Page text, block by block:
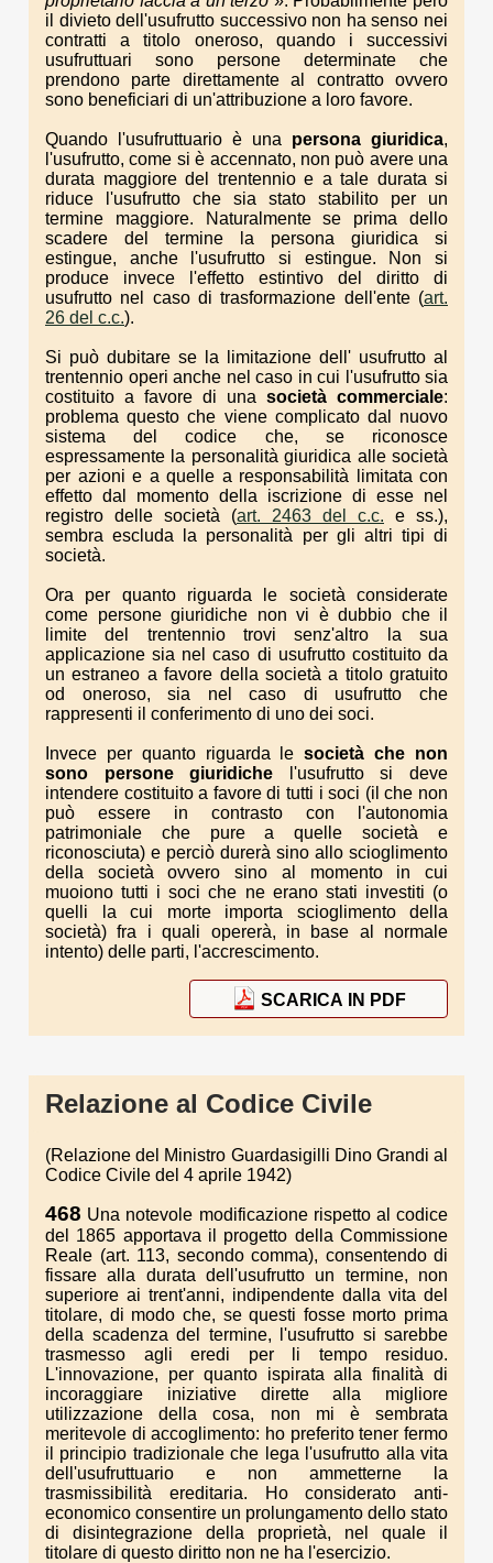
il divieto dell'usufrutto successivo non ha senso nei
contratti a titolo oneroso, quando i successivi
usufruttuari sono persone determinate che
prendono parte direttamente al contratto ovvero
sono beneficiari di un'attribuzione a loro favore.
Quando l'usufruttuario è una persona giuridica,
l'usufrutto, come si è accennato, non può avere una
durata maggiore del trentennio e a tale durata si
riduce l'usufrutto che sia stato stabilito per un
termine maggiore. Naturalmente se prima dello
scadere del termine la persona giuridica si
estingue, anche l'usufrutto si estingue. Non si
produce invece l'effetto estintivo del diritto di
usufrutto nel caso di trasformazione dell'ente (art.
26 del c.c.).
Si può dubitare se la limitazione dell' usufrutto al
trentennio operi anche nel caso in cui l'usufrutto sia
costituito a favore di una società commerciale:
problema questo che viene complicato dal nuovo
sistema del codice che, se riconosce
espressamente la personalità giuridica alle società
per azioni e a quelle a responsabilità limitata con
effetto dal momento della iscrizione di esse nel
registro delle società (art. 2463 del c.c. e ss.),
sembra escluda la personalità per gli altri tipi di
società.
Ora per quanto riguarda le società considerate
come persone giuridiche non vi è dubbio che il
limite del trentennio trovi senz'altro la sua
applicazione sia nel caso di usufrutto costituito da
un estraneo a favore della società a titolo gratuito
od oneroso, sia nel caso di usufrutto che
rappresenti il conferimento di uno dei soci.
Invece per quanto riguarda lesocietà che non
sono persone giuridiche l'usufrutto si deve
intendere costituito a favore di tutti i soci (il che non
può essere in contrasto con l'autonomia
patrimoniale che pure a quelle società e
riconosciuta) e perciò durerà sino allo scioglimento
della società ovvero sino al momento in cui
muoiono tutti i soci che ne erano stati investiti (o
quelli la cui morte importa scioglimento della
società) fra i quali opererà, in base al normale
intento) delle parti, l'accrescimento.
SCARICA IN PDF
Relazione al Codice Civile
(Relazione del Ministro Guardasigilli Dino Grandi al
Codice Civile del 4 aprile 1942)
468 Una notevole modificazione rispetto al codice
del 1865 apportava il progetto della Commissione
Reale (art. 113, secondo comma), consentendo di
fissare alla durata dell'usufrutto un termine, non
superiore ai trent'anni, indipendente dalla vita del
titolare, di modo che, se questi fosse morto prima
della scadenza del termine, l'usufrutto si sarebbe
trasmesso agli eredi per li tempo residuo.
L'innovazione, per quanto ispirata alla finalità di
incoraggiare iniziative dirette alla migliore
utilizzazione della cosa, non mi è sembrata
meritevole di accoglimento: ho preferito tener fermo
il principio tradizionale che lega l'usufrutto alla vita
dell'usufruttuario e non ammetterne la
trasmissibilità ereditaria. Ho considerato anti-
economico consentire un prolungamento dello stato
di disintegrazione della proprietà, nel quale il
titolare di questo diritto non ne ha l'esercizio.